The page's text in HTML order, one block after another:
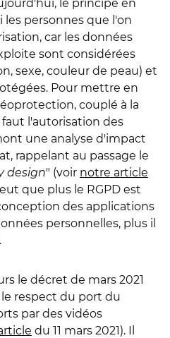
le principe en
les personnes que l'on
car les données
sont considérées
sexe, couleur de peau) et
Pour mettre en
couplé à la
faut l'autorisation des
une analyse d'impact
rappelant au passage le
design" (voir notre article
que plus le RGPD est
des applications
personnelles, plus il
le décret de mars 2021
respect du port du
par des vidéos
du 11 mars 2021). Il